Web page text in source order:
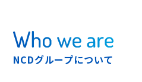
NCDグループについて